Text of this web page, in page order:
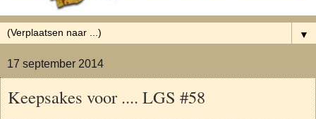
▼
17 september 2014
Keepsakes voor .... LGS #58